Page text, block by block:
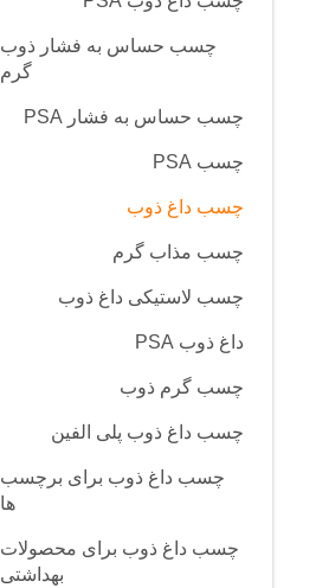
چسب حساس به فشار ذوب
گرم
چسب حساس به فشار PSA
چسب PSA
چسب داغ ذوب
چسب مذاب گرم
چسب لاستیکی داغ ذوب
داغ ذوب PSA
چسب گرم ذوب
چسب داغ ذوب پلی الفین
چسب داغ ذوب برای برچسب
ها
چسب داغ ذوب برای محصولات
بهداشتی